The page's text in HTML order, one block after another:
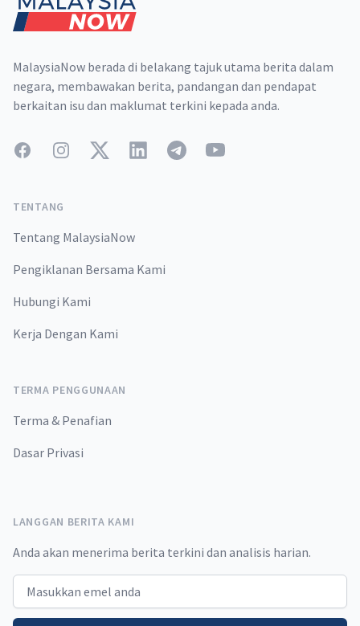
MalaysiaNow berada di belakang tajuk utama berita dalam
negara, membawakan berita, pandangan dan pendapat
berkaitan isu dan maklumat terkini kepada anda.
FacebookInstagramTwitterLinkedInTelegramYouTube
TENTANG
Tentang MalaysiaNow
Pengiklanan Bersama Kami
Hubungi Kami
Kerja Dengan Kami
TERMA PENGGUNAAN
Terma & Penafian
Dasar Privasi
LANGGAN BERITA KAMI
Anda akan menerima berita terkini dan analisis harian.
Email address